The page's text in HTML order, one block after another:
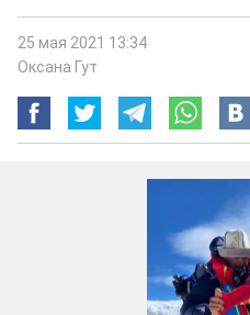
25 мая 2021 13:34
Оксана Гут